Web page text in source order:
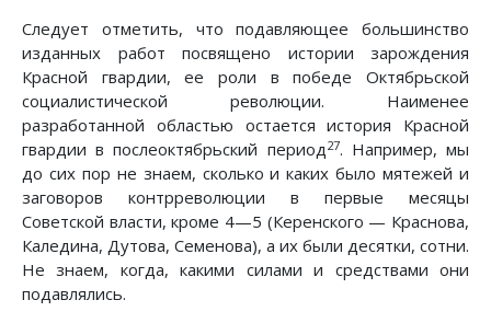
Следует отметить, что подавляющее большинство
изданных работ посвящено истории зарождения
Красной гвардии, ее роли в победе Октябрьской
социалистической революции. Наименее
разработанной областью остается история Красной
гвардии в послеоктябрьский период27. Например, мы
до сих пор не знаем, сколько и каких было мятежей и
заговоров контрреволюции в первые месяцы
Советской власти, кроме 4—5 (Керенского — Краснова,
Каледина, Дутова, Семенова), а их были десятки, сотни.
Не знаем, когда, какими силами и средствами они
подавлялись.